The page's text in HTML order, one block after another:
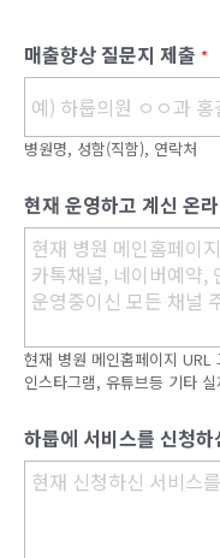
매출향상 질문지 제출 *
병원명, 성함(직함), 연락처
현재 운영하고 계신 온
현재 병원 메인홈페이지 URL
인스타그램, 유튜브등 기타
하룹에 서비스를 신청하